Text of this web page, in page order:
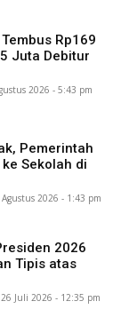
Rp169
Juta Debitur
2026 - 5:43 pm
Pemerintah
Sekolah di
2026 - 1:43 pm
2026
Tipis atas
Juli 2026 - 12:35 pm